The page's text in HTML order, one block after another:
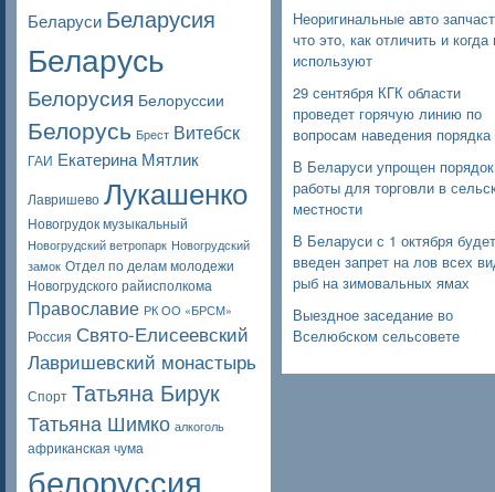
Беларуси Беларусия
Беларусь
Белорусия Белоруссии
Белорусь Брест Витебск
ГАИ Екатерина Мятлик
Лавришево Лукашенко
Новогрудок музыкальный
Новогрудский ветропарк Новогрудский
замок Отдел по делам молодежи
Новогрудского райисполкома
Православие РК ОО «БРСМ»
Россия Свято-Елисеевский
Лавришевский монастырь
Спорт Татьяна Бирук
Татьяна Шимко алкоголь
африканская чума
белоруссия
Неоригинальные авто
что это, как отличить и когда
используют
29 сентября КГК области
проведет горячую линию по
вопросам наведения порядка
В Беларуси упрощен порядок
работы для торговли в
местности
В Беларуси с 1 октября будет
введен запрет на лов всех
рыб на зимовальных ямах
Выездное заседание во
Вселюбском сельсовете